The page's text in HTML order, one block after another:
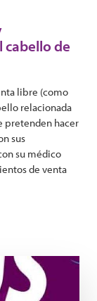
cabello de
libre (como
relacionada
pretenden hacer
sus
su médico
de venta